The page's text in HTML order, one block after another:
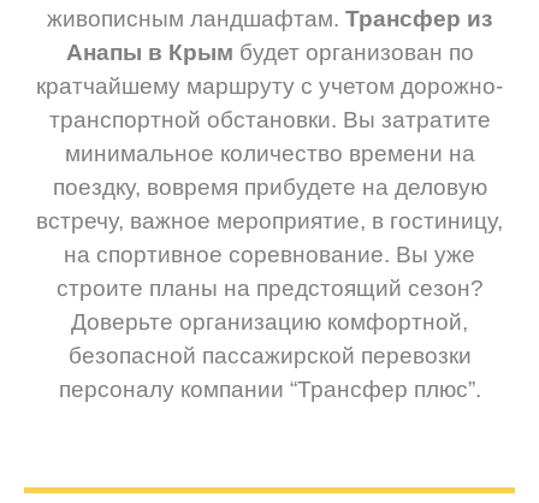
живописным ландшафтам. Трансфер из
Анапы в Крым будет организован по
кратчайшему маршруту с учетом дорожно-
транспортной обстановки. Вы затратите
минимальное количество времени на
поездку, вовремя прибудете на деловую
встречу, важное мероприятие, в гостиницу,
на спортивное соревнование. Вы уже
строите планы на предстоящий сезон?
Доверьте организацию комфортной,
безопасной пассажирской перевозки
персоналу компании “Трансфер плюс”.